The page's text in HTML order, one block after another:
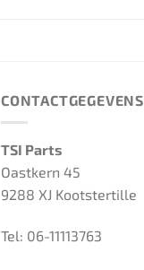
CONTACTGEGEVENS
TSI Parts
Oastkern 45
9288 XJ Kootstertille
Tel: 06-11113763